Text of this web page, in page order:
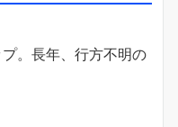
。長年、行方不明の